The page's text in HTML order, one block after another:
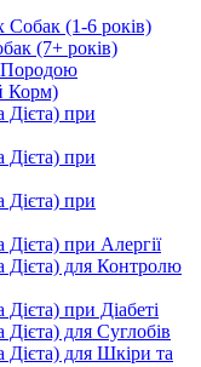
(1-6 років)
(7+ років)
Породою
Корм)
при
при
при
при Алергії
для Контролю
при Діабеті
для Суглобів
для Шкіри та